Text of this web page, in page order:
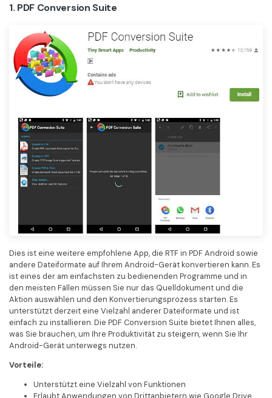
Finanzen
Regierung
Veröffentlichung
Alle PDF-Funktionen
Bewertungen
Sehen Sie, was unsere Nutzer sagen.
Kostenlose PDF-Vorlagen
Bearbeiten, Drucken und Anpassen von kostenlosen Vorlagen.
PDF-Wissen
Download-Zentrum
Laden Sie die leistungsstärksten und einfachsten PDF-Tools
1. PDF Conversion Suite
Dies ist eine weitere empfohlene App, die RTF in PDF Android sowie
andere Dateiformate auf Ihrem Android-Gerät konvertieren kann. Es
ist eines der am einfachsten zu bedienenden Programme und in
den meisten Fällen müssen Sie nur das Quelldokument und die
Aktion auswählen und den Konvertierungsprozess starten. Es
unterstützt derzeit eine Vielzahl anderer Dateiformate und ist
einfach zu installieren. Die PDF Conversion Suite bietet Ihnen alles,
was Sie brauchen, um Ihre Produktivität zu steigern, wenn Sie Ihr
Android-Gerät unterwegs nutzen.
Vorteile:
Unterstützt eine Vielzahl von Funktionen
Erlaubt Anwendungen von Drittanbietern wie Google Drive